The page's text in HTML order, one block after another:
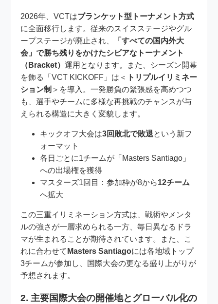
2026年、VCTはブランケット型トーナメント方式
に全面移行します。従来のスイスステージやグル
ープステージが廃止され、
「すべての国内外大
会」で勝ち残りをかけたシビアなトーナメント
（Bracket）運用となります。また、シーズン開幕
を飾る「VCT KICKOFF」は＜
トリプルイリミネー
ション制 ＞を導入。一発勝負の緊張感を高めつつ
も、選手やチームに多様な再挑戦のチャンスが与
えられる構造に大きく変貌します。
キックオフ大会は3回敗北で敗退という新フ
ォーマット
各日ごとに1チームが「Masters Santiago」
への出場権を獲得
マスターズ1回目：参加枠が8から12チーム
へ拡大
この三重イリミネーション方式は、戦術やメンタ
ルの強さが一層求められる一方、毎日異なるドラ
マが生まれることが期待されています。また、こ
れに合わせて Masters Santiagoには各地域トップ
3チームが参加し、国際大会の更なる盛り上がりが
予想されます。
2. 主要国際大会の開催地とグローバル化の